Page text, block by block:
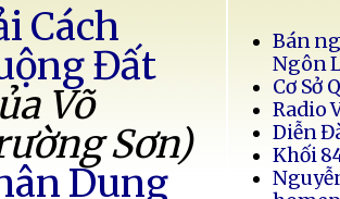
Cách
Đất
Võ
Sơn)
Dung
Bán
Ngôn
Cơ Sở
Radio
Diễn
Khối